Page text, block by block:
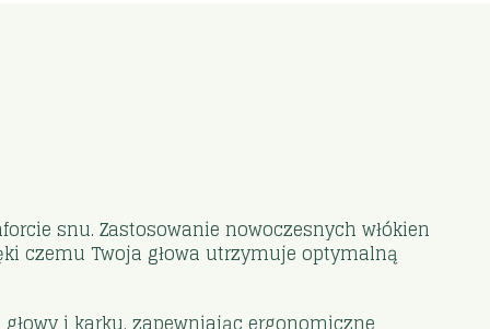
snu. Zastosowanie nowoczesnych włókien
czemu Twoja głowa utrzymuje optymalną